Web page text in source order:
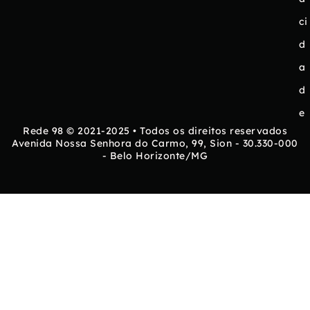
ci
d
a
d
e
Rede 98 © 2021-2025 • Todos os direitos reservados
Avenida Nossa Senhora do Carmo, 99, Sion - 30.330-000
- Belo Horizonte/MG